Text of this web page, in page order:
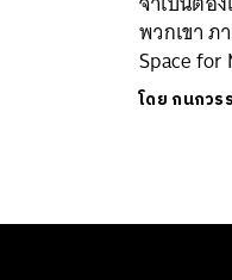
พวกเขา
Space for
โดย กนกวร